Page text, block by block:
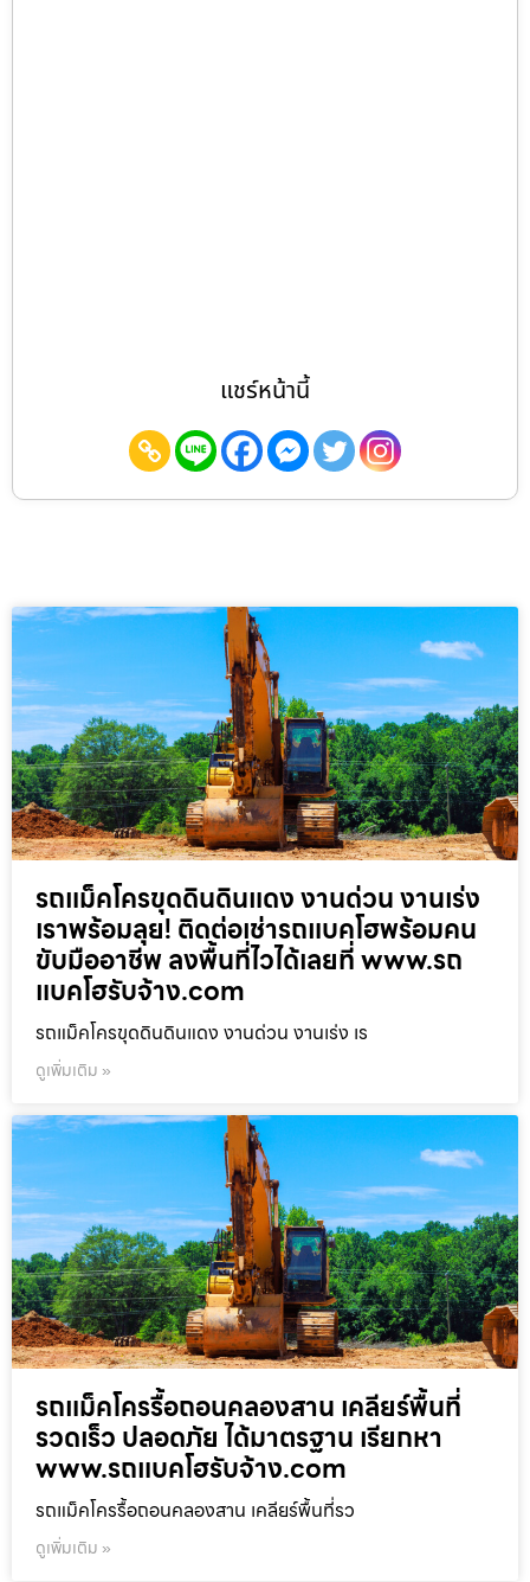
แชร์หน้านี้
รถแม็คโครขุดดินดินแดง งานด่วน งานเร่ง
เราพร้อมลุย! ติดต่อเช่ารถแบคโฮพร้อมคน
ขับมืออาชีพ ลงพื้นที่ไวได้เลยที่ www.รถ
แบคโฮรับจ้าง.com
รถแม็คโครขุดดินดินแดง งานด่วน งานเร่ง เร
ดูเพิ่มเติม »
รถแม็คโครรื้อถอนคลองสาน เคลียร์พื้นที่
รวดเร็ว ปลอดภัย ได้มาตรฐาน เรียกหา
www.รถแบคโฮรับจ้าง.com
รถแม็คโครรื้อถอนคลองสาน เคลียร์พื้นที่รว
ดูเพิ่มเติม »